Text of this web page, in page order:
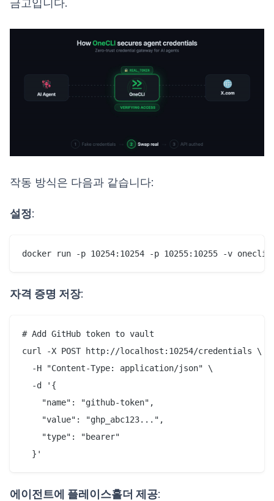
금고입니다.
작동 방식은 다음과 같습니다:
설정:
자격 증명 저장:
# Add GitHub token to vault
curl -X POST http://localhost:10254/credentials \
  -H "Content-Type: application/json" \
  -d '{
    "name": "github-token",
    "value": "ghp_abc123...",
    "type": "bearer"
에이전트에 플레이스홀더 제공: